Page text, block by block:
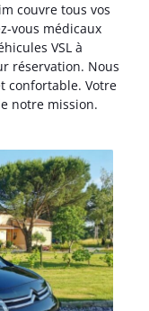
couvre tous vos
vous médicaux
VSL à
réservation. Nous
confortable. Votre
notre mission.